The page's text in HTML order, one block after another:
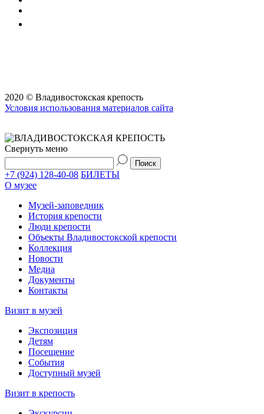
2020 © Владивостокская крепость
Условия использования материалов сайта
Свернуть меню
+7 (924) 128-40-08 БИЛЕТЫ
О музее
Музей-заповедник
История крепости
Люди крепости
Объекты Владивостокской крепости
Коллекция
Новости
Медиа
Документы
Контакты
Визит в музей
Экспозиция
Детям
Посещение
События
Доступный музей
Визит в крепость